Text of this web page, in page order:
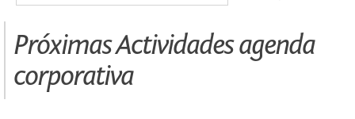
Próximas Actividades agenda
corporativa